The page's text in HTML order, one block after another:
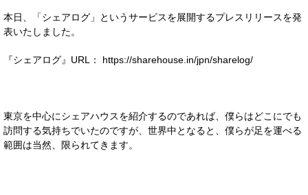
本日、「シェアログ」というサービスを展開するプレスリリースを発
表いたしました。
『シェアログ』URL： https://sharehouse.in/jpn/sharelog/
東京を中心にシェアハウスを紹介するのであれば、僕らはどこにでも
訪問する気持ちでいたのですが、世界中となると、僕らが足を運べる
範囲は当然、限られてきます。